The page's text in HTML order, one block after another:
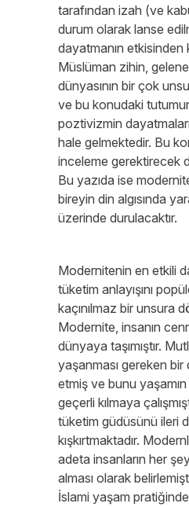
tarafından izah (ve
durum olarak lanse
dayatmanın etkisinden
Müslüman zihin,
dünyasının bir çok
ve bu konudaki
poztivizmin
hale gelmektedir. Bu
inceleme gerektirecek
Bu yazıda ise
bireyin din algısında
üzerinde durulacaktır.
Modernitenin en etkili
tüketim anlayışını
kaçınılmaz bir unsura
Modernite, insanın
dünyaya taşımıştır.
yaşanması gereken
etmiş ve bunu
geçerli kılmaya
tüketim güdüsünü ileri
kışkırtmaktadır.
adeta insanların her
alması olarak
İslami yaşam